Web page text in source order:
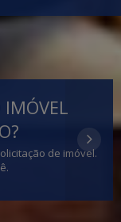
de imóvel.